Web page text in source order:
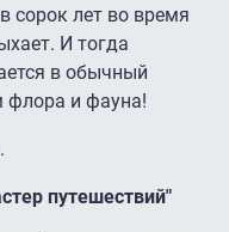
сорок лет во время
И тогда
в обычный
флора и фауна!
.
путешествий"